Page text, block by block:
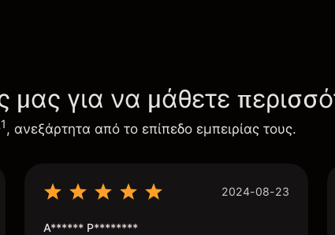
μας για να μάθετε
1, ανεξάρτητα από το επίπεδο εμπειρίας τους.
2024-08-23
A****** P********